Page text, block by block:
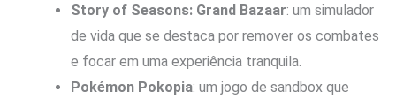
Story of Seasons: Grand Bazaar: um simulador
de vida que se destaca por remover os combates
e focar em uma experiência tranquila.
Pokémon Pokopia: um jogo de sandbox que